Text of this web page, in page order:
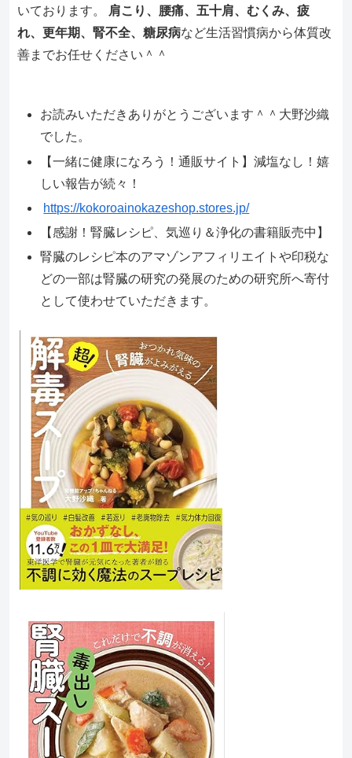
いております。
肩こり、腰痛、五十肩、むくみ、疲
れ、更年期、腎不全、糖尿病など生活習慣病から体質改
善までお任せください＾＾
お読みいただきありがとうございます＾＾大野沙織
でした。
【一緒に健康になろう！通販サイト】減塩なし！嬉
しい報告が続々！
https://kokoroainokazeshop.stores.jp/
【感謝！腎臓レシピ、気巡り＆浄化の書籍販売中】
腎臓のレシピ本のアマゾンアフィリエイトや印税な
どの一部は腎臓の研究の発展のための研究所へ寄付
として使わせていただきます。